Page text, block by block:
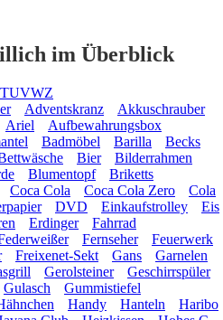
im Überblick
TUVWZ
Adventskranz
Akkuschrauber
Ariel
Aufbewahrungsbox
Badmöbel Barilla
Becks
Bier
Bilderrahmen
Blumentopf
Briketts
Coca Cola Coca Cola Zero
Cola
DVD Einkaufstrolley
Eis
Erdinger
Fahrrad
Fernseher
Feuerwerk
Freixenet-Sekt Gans
Garnelen
Gerolsteiner
Geschirrspüler
Gulasch
Gummistiefel
Handy Hanteln
Haribo